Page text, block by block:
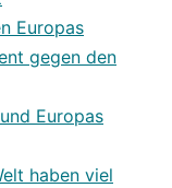
Europas
gegen den
Europas
haben viel